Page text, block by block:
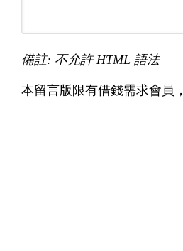
備註: 不允許 HTML 語法
本留言版限有借錢需求會員，